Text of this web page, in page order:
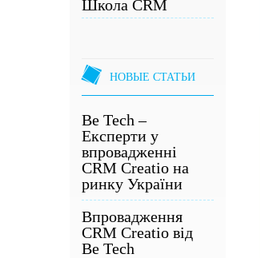
Школа CRM
НОВЫЕ СТАТЬИ
Be Tech –
Експерти у
впровадженні
CRM Creatio на
ринку України
Впровадження
CRM Creatio від
Be Tech